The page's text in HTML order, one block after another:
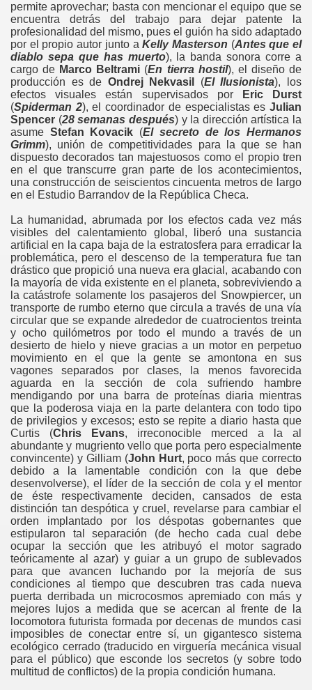
permite aprovechar; basta con mencionar el equipo que se
encuentra detrás del trabajo para dejar patente la
profesionalidad del mismo, pues el guión ha sido adaptado
por el propio autor junto aKelly Masterson (Antes que el
diablo sepa que has muerto), la banda sonora corre a
cargo de Marco Beltrami (En tierra hostil), el diseño de
producción es de Ondrej Nekvasil (El Ilusionista), los
efectos visuales están supervisados por
Eric Durst
(Spiderman 2), el coordinador de especialistas esJulian
Spencer (28 semanas después) y la dirección artística la
asume Stefan Kovacik (El secreto de los Hermanos
Grimm), unión de competitividades para la que se han
dispuesto decorados tan majestuosos como el propio tren
en el que transcurre gran parte de los acontecimientos,
una construcción de seiscientos cincuenta metros de largo
en el Estudio Barrandov de la República Checa.
La humanidad, abrumada por los efectos cada vez más
visibles del calentamiento global, liberó una sustancia
artificial en la capa baja de la estratosfera para erradicar la
problemática, pero el descenso de la temperatura fue tan
drástico que propició una nueva era glacial, acabando con
la mayoría de vida existente en el planeta, sobreviviendo a
la catástrofe solamente los pasajeros del Snowpiercer, un
transporte de rumbo eterno que circula a través de una vía
circular que se expande alrededor de cuatrocientos treinta
y ocho quilómetros por todo el mundo a través de un
desierto de hielo y nieve gracias a un motor en perpetuo
movimiento en el que la gente se amontona en sus
vagones separados por clases, la menos favorecida
aguarda en la sección de cola sufriendo hambre
mendigando por una barra de proteínas diaria mientras
que la poderosa viaja en la parte delantera con todo tipo
de privilegios y excesos; esto se repite a diario hasta que
Curtis (Chris Evans, irreconocible merced a la al
abundante y mugriento vello que porta pero especialmente
convincente) y Gilliam (John Hurt, poco más que correcto
debido a la lamentable condición con la que debe
desenvolverse), el líder de la sección de cola y el mentor
de éste respectivamente deciden, cansados de esta
distinción tan despótica y cruel, revelarse para cambiar el
orden implantado por los déspotas gobernantes que
estipularon tal separación (de hecho cada cual debe
ocupar la sección que les atribuyó el motor sagrado
teóricamente al azar) y guiar a un grupo de sublevados
para que avancen luchando por la mejoría de sus
condiciones al tiempo que descubren tras cada nueva
puerta derribada un microcosmos apremiado con más y
mejores lujos a medida que se acercan al frente de la
locomotora futurista formada por decenas de mundos casi
imposibles de conectar entre sí, un gigantesco sistema
ecológico cerrado (traducido en virguería mecánica visual
para el público) que esconde los secretos (y sobre todo
multitud de conflictos) de la propia condición humana.